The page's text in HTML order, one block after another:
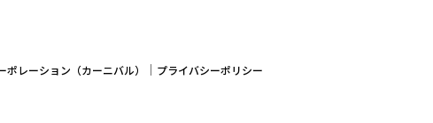
レーション（カーニバル） プライバシーポリシー